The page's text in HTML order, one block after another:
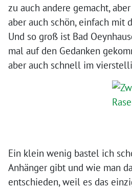
zu auch andere gemacht,
aber auch schön, einfach mit
Und so groß ist Bad
mal auf den Gedanken
aber auch schnell im
Ein klein wenig bastel ich
Anhänger gibt und wie man
entschieden, weil es das